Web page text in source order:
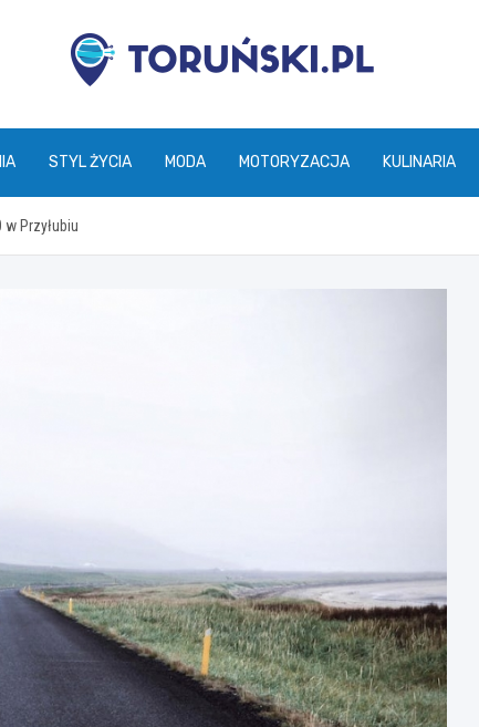
torunski.pl
STYL ŻYCIA MODA MOTORYZACJA KULINARIA
Przyłubiu